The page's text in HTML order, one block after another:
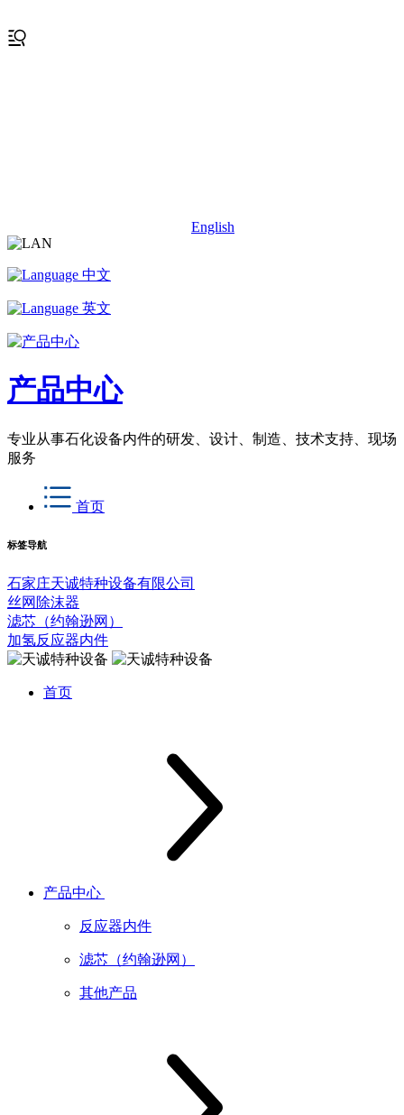
English
中文
英文
产品中心
专业从事石化设备内件的研发、设计、制造、技术支持、现场
服务
首页
标签导航
石家庄天诚特种设备有限公司
丝网除沫器
滤芯（约翰逊网）
加氢反应器内件
首页
产品中心
反应器内件
滤芯（约翰逊网）
其他产品